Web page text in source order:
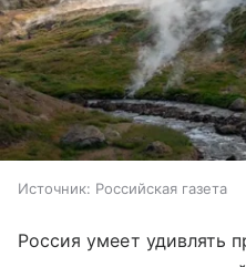
Источник: Российская газета
Россия умеет удивлять